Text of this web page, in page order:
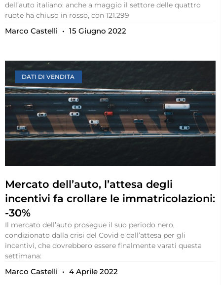
dell’auto italiano: anche a maggio il settore delle quattro
ruote ha chiuso in rosso, con 121.299
Marco Castelli 15 Giugno 2022
DATI DI VENDITA
Mercato dell’auto, l’attesa degli
incentivi fa crollare le immatricolazioni:
-30%
Il mercato dell’auto prosegue il suo periodo nero,
condizionato dalla crisi del Covid e dall’attesa per gli
incentivi, che dovrebbero essere finalmente varati questa
settimana:
Marco Castelli 4 Aprile 2022